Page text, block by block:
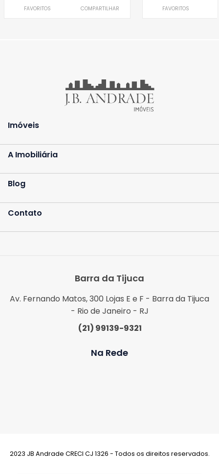
FAVORITOS COMPARTILHAR FAVORITOS
Imóveis
A Imobiliária
Blog
Contato
Barra da Tijuca
Av. Fernando Matos, 300 Lojas E e F - Barra da Tijuca
- Rio de Janeiro - RJ
(21) 99139-9321
Na Rede
2023 JB Andrade CRECI CJ 1326 - Todos os direitos reservados.